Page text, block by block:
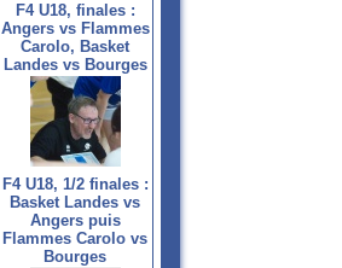
F4 U18, finales :
Angers vs Flammes
Carolo, Basket
Landes vs Bourges
F4 U18, 1/2 finales :
Basket Landes vs
Angers puis
Flammes Carolo vs
Bourges